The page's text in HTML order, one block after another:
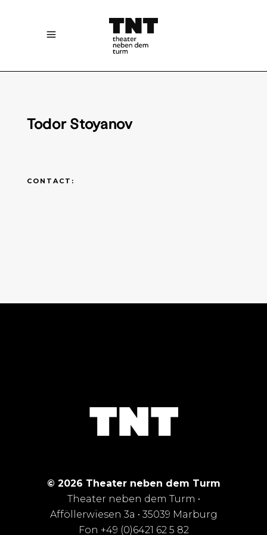
Todor Stoyanov
CONTACT:
© 2026 Theater neben dem Turm
Theater neben dem Turm •
Afföllerwiesen 3a • 35039 Marburg
Fon +49 (0)6421 62 5 82